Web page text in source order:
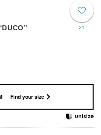
21
Find your size